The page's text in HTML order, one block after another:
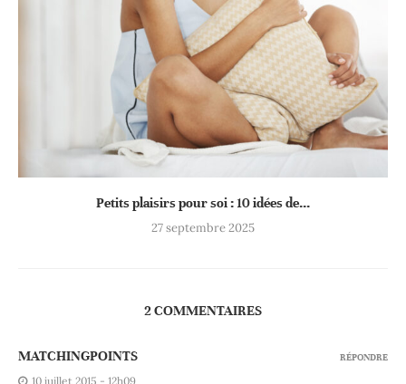
Petits pla‌isi‌r‌s pour s​oi : 10 idées de...
27 septembre 2025
2 COMMENTAIRES
MATCHINGPOINTS
10 juillet 2015 - 12h09
RÉPONDRE